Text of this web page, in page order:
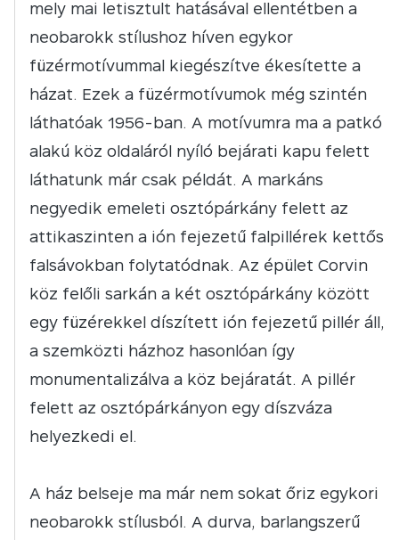
mely mai letisztult hatásával ellentétben a
neobarokk stílushoz híven egykor
füzérmotívummal kiegészítve ékesítette a
házat. Ezek a füzérmotívumok még szintén
láthatóak 1956-ban. A motívumra ma a patkó
alakú köz oldaláról nyíló bejárati kapu felett
láthatunk már csak példát. A markáns
negyedik emeleti osztópárkány felett az
attikaszinten a ión fejezetű falpillérek kettős
falsávokban folytatódnak. Az épület Corvin
köz felőli sarkán a két osztópárkány között
egy füzérekkel díszített ión fejezetű pillér áll,
a szemközti házhoz hasonlóan így
monumentalizálva a köz bejáratát. A pillér
felett az osztópárkányon egy díszváza
helyezkedi el.
A ház belseje ma már nem sokat őriz egykori
neobarokk stílusból. A durva, barlangszerű